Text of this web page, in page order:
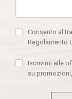
Consento al
Regolamento
Iscrivimi alle
su